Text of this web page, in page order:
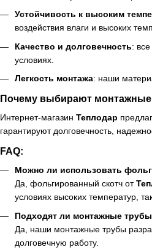
Устойчивость к высоким
воздействия влаги и высоких
Качество и долговечность:
условиях.
Легкость монтажа: наши
Почему выбирают
Интернет-магазин Теплодар
гарантируют долговечность,
FAQ:
Можно ли использовать
Да, фольгированный скотч от
условиях высоких температур,
Подходят ли монтажные
Да, наши монтажные трубы
долговечную работу.